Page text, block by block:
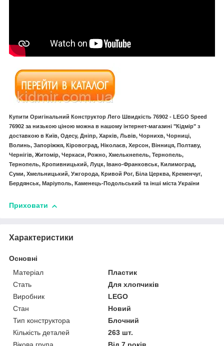
Купити Оригінальний Конструктор Лего Швидкість 76902 - LEGO Speed
76902 за низькою ціною можна в нашому інтернет-магазині "Кідмір" з
доставкою в Київ, Одесу, Дніпр, Харків, Львів, Чорнихв, Чорниці,
Волинь, Запоріжжя, Кіровоград, Ніколаєв, Херсон, Вінниця, Полтаву,
Чернігів, Житомір, Черкаси, Рожно, Хмелькнепель, Тернопель,
Тернопель, Кропивницький, Луцк, Івано-Франковськ, Килимоград,
Суми, Хмельницький, Ужгорода, Кривой Рог, Біла Церква, Кременчуг,
Бердянськ, Маріуполь, Каменець-Подольський та інші міста України
Приховати
Характеристики
Основні
Матеріал
Пластик
Стать
Для хлопчиків
Виробник
LEGO
Стан
Новий
Тип конструктора
Блочний
Кількість деталей
263 шт.